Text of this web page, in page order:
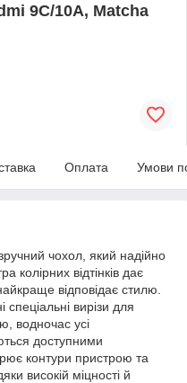
9C/10A, Matcha
Оплата Умови
чохол, який надійно
відтінків дає
відповідає стилю.
вирізи для
водночас усі
доступними
контури пристрою та
високій міцності й